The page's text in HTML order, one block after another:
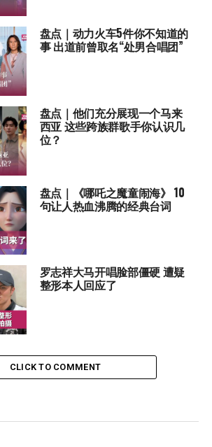
盘点｜动力火车5件你不知道的
事 出道前曾取名“处男合唱团”
盘点｜他们充分展现一个马来
西亚 这些跨族群歌手你认识几
位？
盘点｜《哪吒之魔童闹海》 10
句让人热血沸腾的经典台词
罗志祥大马开唱脸部僵硬 遭疑
整形本人回应了
CLICK TO COMMENT